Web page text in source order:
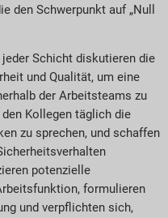
den Schwerpunkt auf „Null
Schicht diskutieren die
und Qualität, um eine
der Arbeitsteams zu
Kollegen täglich die
zu sprechen, und schaffen
potenzielle
formulieren
und verpflichten sich,